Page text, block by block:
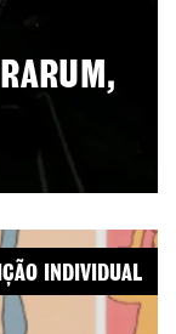
INDIVIDUAL